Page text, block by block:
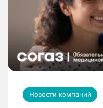
Новости компаний